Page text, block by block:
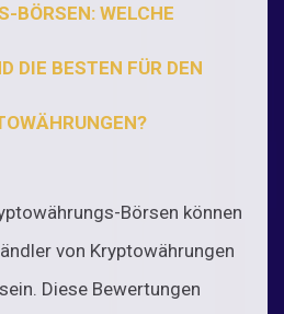
BÖRSEN: WELCHE
DIE BESTEN FÜR DEN
Börsen können
von Kryptowährungen
Diese Bewertungen